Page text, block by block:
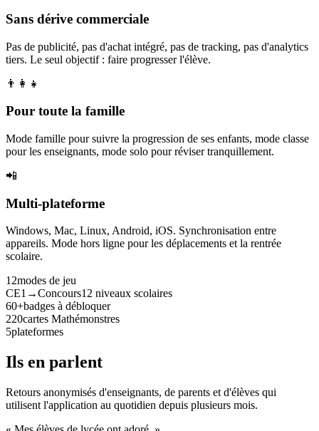
Sans dérive commerciale
Pas de publicité, pas d'achat intégré, pas de tracking, pas d'analytics
tiers. Le seul objectif : faire progresser l'élève.
👨‍👩‍👧
Pour toute la famille
Mode famille pour suivre la progression de ses enfants, mode classe
pour les enseignants, mode solo pour réviser tranquillement.
📲
Multi-plateforme
Windows, Mac, Linux, Android, iOS. Synchronisation entre
appareils. Mode hors ligne pour les déplacements et la rentrée
scolaire.
12modes de jeu
CE1→Concours12 niveaux scolaires
60+badges à débloquer
220cartes Mathémonstres
5plateformes
Ils en parlent
Retours anonymisés d'enseignants, de parents et d'élèves qui
utilisent l'application au quotidien depuis plusieurs mois.